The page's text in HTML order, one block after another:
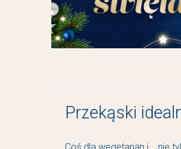
Przekąski